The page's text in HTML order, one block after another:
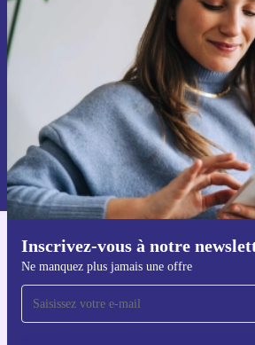
Inscrivez-vous à notre
Ne manquez plus jamais une offre
par mail
Ne manquez plus aucune
S'inscrire
Retrouvez les informations sur l'utilisation des
dans notre
politique de confidentialité.
Téléchargez
Pour iOS et Android